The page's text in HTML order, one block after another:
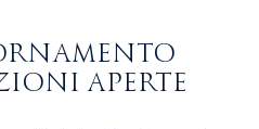
APERTE